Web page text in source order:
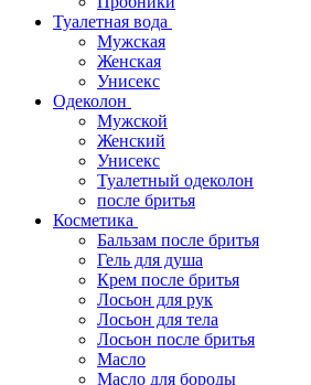
Туалетная вода
Мужская
Женская
Унисекс
Одеколон
Мужской
Женский
Унисекс
Туалетный одеколон
после бритья
Косметика
Бальзам после бритья
Гель для душа
Крем после бритья
Лосьон для рук
Лосьон для тела
Лосьон после бритья
Масло
Масло для бороды